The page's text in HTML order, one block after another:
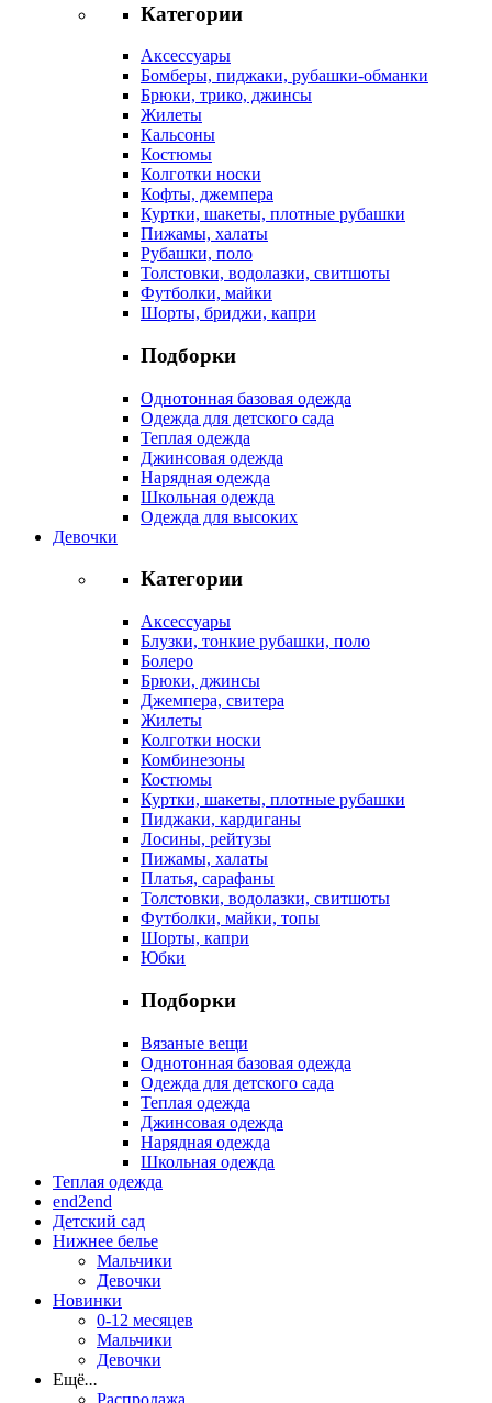
Категории
Аксессуары
Бомберы, пиджаки, рубашки-обманки
Брюки, трико, джинсы
Жилеты
Кальсоны
Костюмы
Колготки носки
Кофты, джемпера
Куртки, шакеты, плотные рубашки
Пижамы, халаты
Рубашки, поло
Толстовки, водолазки, свитшоты
Футболки, майки
Шорты, бриджи, капри
Подборки
Однотонная базовая одежда
Одежда для детского сада
Теплая одежда
Джинсовая одежда
Нарядная одежда
Школьная одежда
Одежда для высоких
Девочки
Категории
Аксессуары
Блузки, тонкие рубашки, поло
Болеро
Брюки, джинсы
Джемпера, свитера
Жилеты
Колготки носки
Комбинезоны
Костюмы
Куртки, шакеты, плотные рубашки
Пиджаки, кардиганы
Лосины, рейтузы
Пижамы, халаты
Платья, сарафаны
Толстовки, водолазки, свитшоты
Футболки, майки, топы
Шорты, капри
Юбки
Подборки
Вязаные вещи
Однотонная базовая одежда
Одежда для детского сада
Теплая одежда
Джинсовая одежда
Нарядная одежда
Школьная одежда
Теплая одежда
end2end
Детский сад
Нижнее белье
Мальчики
Девочки
Новинки
0-12 месяцев
Мальчики
Девочки
Ещё...
Распродажа